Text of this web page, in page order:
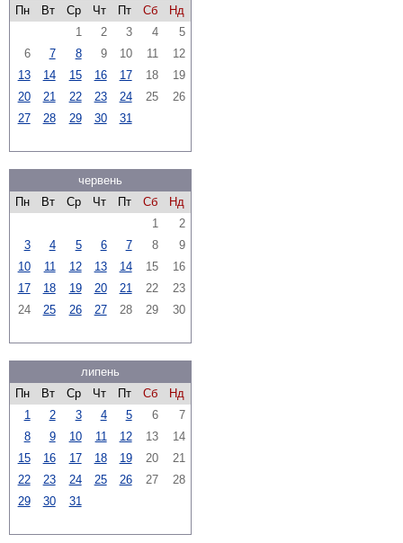
Пн
Вт Ср Чт Пт Сб
Нд
1
2 3 4
5
6
7 8 9 10 11
12
13
14 15 16 17 18
19
20
21 22 23 24 25
26
27
28 29 30 31
червень
Пн
Вт Ср Чт Пт Сб
Нд
1
2
3
4 5 6 7 8
9
10
11 12 13 14 15
16
17
18 19 20 21 22
23
24
25 26 27 28 29 30
липень
Пн
Вт Ср Чт Пт Сб
Нд
1
2 3 4 5 6
7
8
9 10 11 12 13
14
15
16 17 18 19 20
21
22
23 24 25 26 27
28
29
30 31